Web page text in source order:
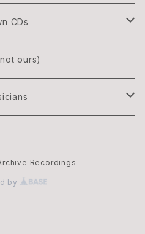
CDs
ours)
Recordings
by